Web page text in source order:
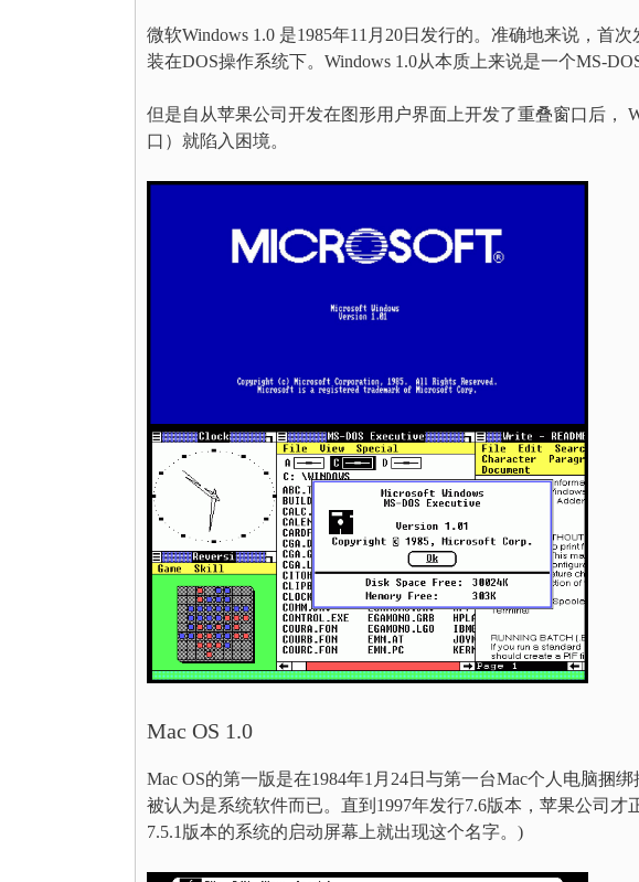
微软Windows 1.0 是1985年11月20日发行的。准确地来说，首
装在DOS操作系统下。Windows 1.0从本质上来说是一个MS-
但是自从苹果公司开发在图形用户界面上开发了重叠窗口后，
口）就陷入困境。
Mac OS 1.0
Mac OS的第一版是在1984年1月24日与第一台Mac个人电脑捆
被认为是系统软件而已。直到1997年发行7.6版本，苹果公司
7.5.1版本的系统的启动屏幕上就出现这个名字。)